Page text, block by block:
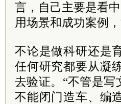
言，自己主要是看
用场景和成功案例
不论是做科研还是
任何研究都要从凝
去验证。“不管是
不能闭门造车、编